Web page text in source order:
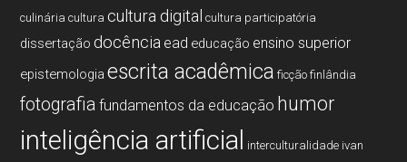
culinária cultura cultura digital cultura participatória
dissertação docência ead educação ensino superior
epistemologia escrita acadêmica ficção finlândia
fotografia fundamentos da educação humor
inteligência artificial interculturalidade ivan